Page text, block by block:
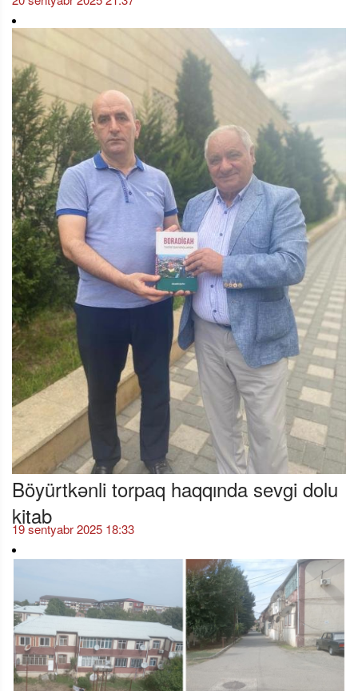
Böyürtkənli torpaq haqqında sevgi dolu
kitab
19 sentyabr 2025 18:33